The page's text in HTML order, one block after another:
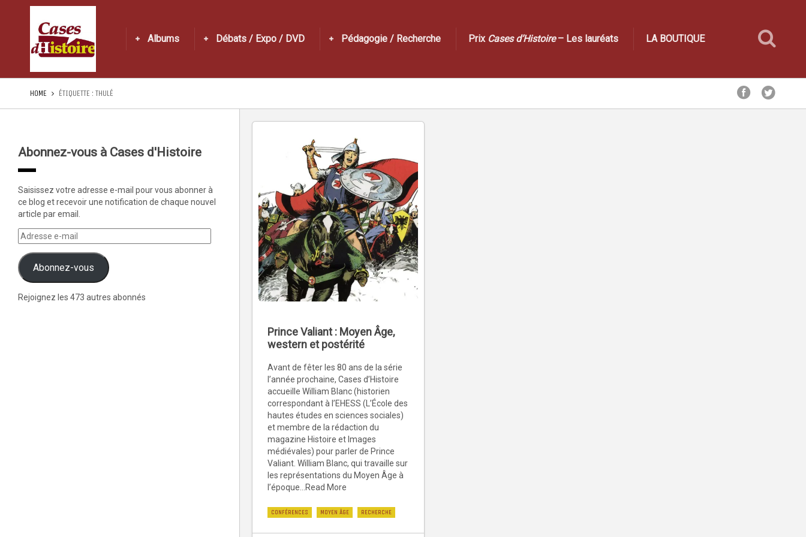
Albums Débats / Expo / DVD Pédagogie / Recherche Prix Cases d’Histoire– Les lauréats LA BOUTIQUE
HOME ÉTIQUETTE : THULÉ
Abonnez-vous à Cases d'Histoire
Saisissez votre adresse e-mail pour vous abonner à
ce blog et recevoir une notification de chaque nouvel
article par email.
Abonnez-vous
Rejoignez les 473 autres abonnés
Prince Valiant : Moyen Âge,
western et postérité
Avant de fêter les 80 ans de la série
l’année prochaine, Cases d’Histoire
accueille William Blanc (historien
correspondant à l’EHESS (L’École des
hautes études en sciences sociales)
et membre de la rédaction du
magazine Histoire et Images
médiévales) pour parler de Prince
Valiant. William Blanc, qui travaille sur
les représentations du Moyen Âge à
l’époque...Read More
CONFÉRENCES MOYEN ÂGE RECHERCHE